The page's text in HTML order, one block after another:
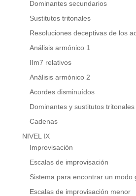
Dominantes secundarios
Sustitutos tritonales
Resoluciones deceptivas de los
Análisis armónico 1
IIm7 relativos
Análisis armónico 2
Acordes disminuídos
Dominantes y sustitutos
Cadenas
NIVEL IX
Improvisación
Escalas de improvisación
Sistema para encontrar un modo
Escalas de improvisación menor